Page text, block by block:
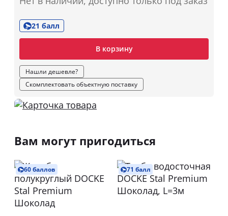
21 балл
В корзину
Нашли дешевле?
Скомплектовать объектную поставку
Вам могут пригодиться
60 баллов 71 балл